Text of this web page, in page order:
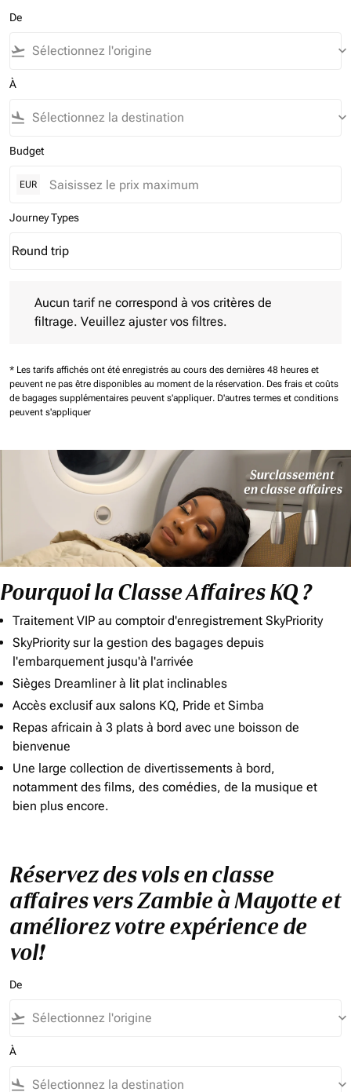
De
flight_takeoff keyboard_arrow_down
À
flight_land keyboard_arrow_down
Budget
EUR
Journey Types
Journey Types option Round trip Selected
Round trip
keyboard_arrow_down
Aucun tarif ne correspond à vos critères de
filtrage. Veuillez ajuster vos filtres.
* Les tarifs affichés ont été enregistrés au cours des dernières 48 heures et
peuvent ne pas être disponibles au moment de la réservation. Des frais et coûts
de bagages supplémentaires peuvent s'appliquer. D'autres termes et conditions
peuvent s'appliquer
Pourquoi la Classe Affaires KQ ?
Traitement VIP au comptoir d'enregistrement SkyPriority
SkyPriority sur la gestion des bagages depuis
l'embarquement jusqu'à l'arrivée
Sièges Dreamliner à lit plat inclinables
Accès exclusif aux salons KQ, Pride et Simba
Repas africain à 3 plats à bord avec une boisson de
bienvenue
Une large collection de divertissements à bord,
notamment des films, des comédies, de la musique et
bien plus encore.
Réservez des vols en classe
affaires vers Zambie à Mayotte et
améliorez votre expérience de
vol!
De
flight_takeoff keyboard_arrow_down
À
flight_land keyboard_arrow_down